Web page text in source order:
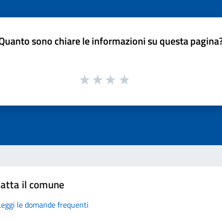
sono chiare le informazioni su questa
il comune
le domande frequenti